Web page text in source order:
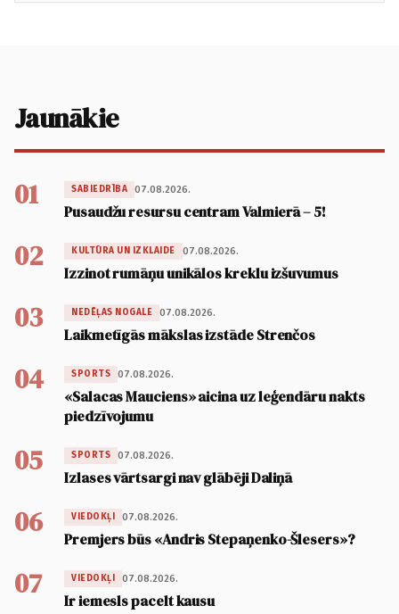
Jaunākie
01 SABIEDRĪBA 07.08.2026.
Pusaudžu resursu centram Valmierā – 5!
02 KULTŪRA UN IZKLAIDE 07.08.2026.
Izzinot rumāņu unikālos kreklu izšuvumus
03 NEDĒĻAS NOGALE 07.08.2026.
Laikmetīgās mākslas izstāde Strenčos
04 SPORTS 07.08.2026.
«Salacas Mauciens» aicina uz leģendāru nakts
piedzīvojumu
05 SPORTS 07.08.2026.
Izlases vārtsargi nav glābēji Daliņā
06 VIEDOKĻI 07.08.2026.
Premjers būs «Andris Stepaņenko-Šlesers»?
07 VIEDOKĻI 07.08.2026.
Ir iemesls pacelt kausu